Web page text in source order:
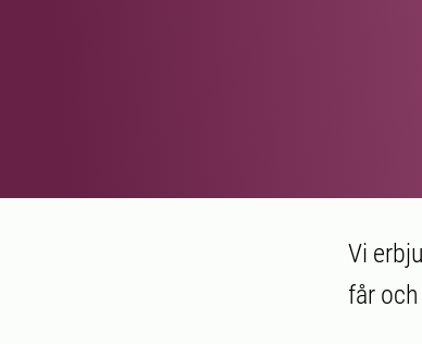
Vi
får